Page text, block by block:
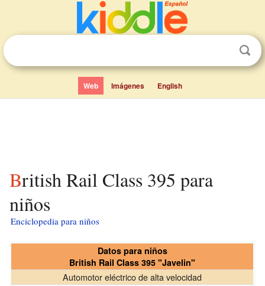
Web Imágenes English
British Rail Class 395 para
niños
Enciclopedia para niños
Datos para niños
British Rail Class 395 "Javelin"
Automotor eléctrico de alta velocidad